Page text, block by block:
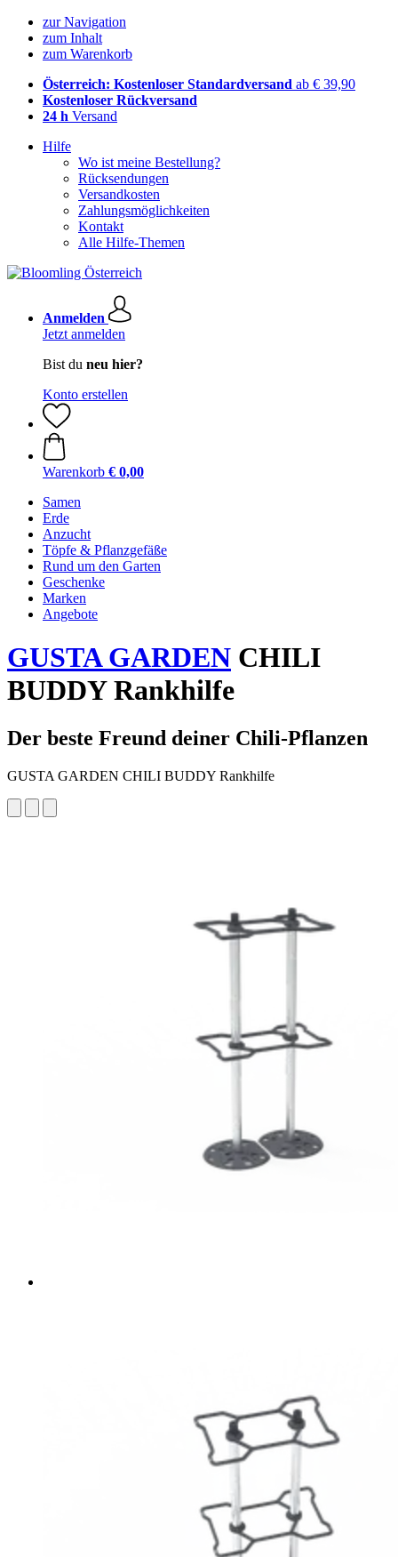
zur Navigation
zum Inhalt
zum Warenkorb
Österreich: Kostenloser Standardversand ab € 39,90
Kostenloser Rückversand
24 h Versand
Hilfe
Wo ist meine Bestellung?
Rücksendungen
Versandkosten
Zahlungsmöglichkeiten
Kontakt
Alle Hilfe-Themen
Anmelden
Jetzt anmelden
Bist du neu hier?
Konto erstellen
Warenkorb € 0,00
Samen
Erde
Anzucht
Töpfe & Pflanzgefäße
Rund um den Garten
Geschenke
Marken
Angebote
GUSTA GARDEN CHILI
BUDDY Rankhilfe
Der beste Freund deiner Chili-Pflanzen
GUSTA GARDEN CHILI BUDDY Rankhilfe